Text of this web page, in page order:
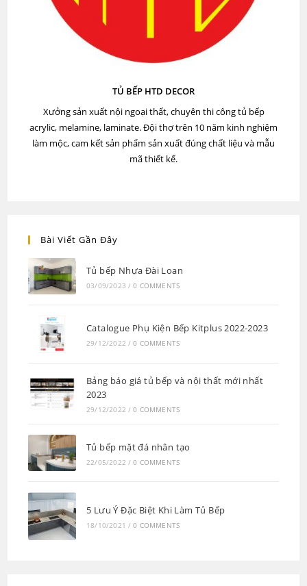
TỦ BẾP HTD DECOR
Xưởng sản xuất nội ngoại thất, chuyên thi công tủ bếp
acrylic, melamine, laminate. Đội thợ trên 10 năm kinh nghiệm
làm mộc, cam kết sản phẩm sản xuất đúng chất liệu và mẫu
mã thiết kế.
Bài Viết Gần Đây
Tủ bếp Nhựa Đài Loan
03/09/2023 / 0 COMMENTS
Catalogue Phụ Kiện Bếp Kitplus 2022-2023
29/12/2022 / 0 COMMENTS
Bảng báo giá tủ bếp và nội thất mới nhất
2023
29/12/2022 / 0 COMMENTS
Tủ bếp mặt đá nhân tạo
22/05/2022 / 0 COMMENTS
5 Lưu Ý Đặc Biệt Khi Làm Tủ Bếp
18/10/2021 / 0 COMMENTS